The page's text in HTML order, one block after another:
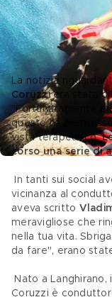
Mauro
dopo l'ictus
La notizia
Coruzzi era stata
"Fortunatamente è
questo ha
vista terapeutico.
corso una serie di
vicinanza al
aveva scritto
meravigliose che
nella tua vita.
da fare", erano
Coruzzi è